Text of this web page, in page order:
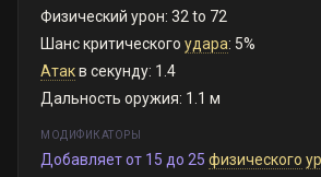
Физический урон: 32 to 72
Шанс критического удара: 5%
Атакв секунду: 1.4
Дальность оружия: 1.1 м
МОДИФИКАТОРЫ
Добавляет от 15 до 25 физического